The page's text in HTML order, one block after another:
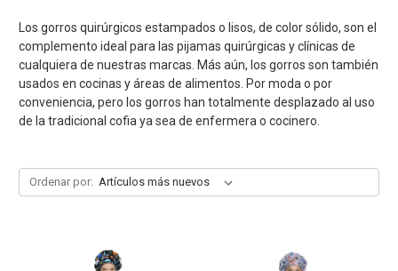
Los gorros quirúrgicos estampados o lisos, de color sólido, son el
complemento ideal para las pijamas quirúrgicas y clínicas de
cualquiera de nuestras marcas. Más aún, los gorros son también
usados en cocinas y áreas de alimentos. Por moda o por
conveniencia, pero los gorros han totalmente desplazado al uso
de la tradicional cofia ya sea de enfermera o cocinero.
Ordenar por: